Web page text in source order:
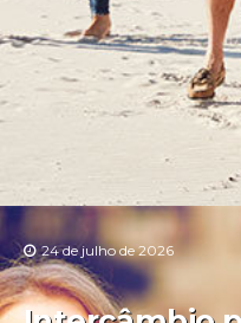
24 de julho de 2026